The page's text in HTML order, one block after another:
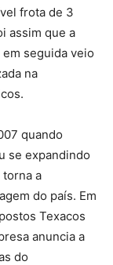
frota de 3
assim que a
seguida veio
na
quando
se expandindo
torna a
do país. Em
Texacos
anuncia a
do